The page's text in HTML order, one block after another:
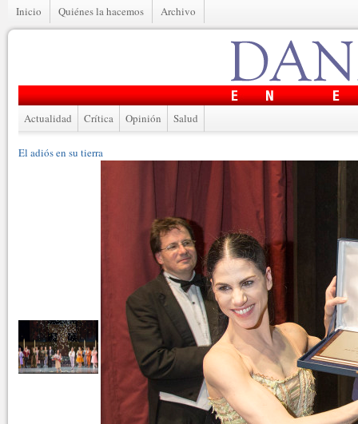
Inicio Quiénes la hacemos Archivo
Actualidad Crítica Opinión Salud
El adiós en su tierra